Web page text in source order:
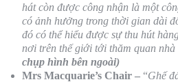
hát còn được công nhận là một
có ảnh hưởng trong thời gian dài
đó có thể hiểu được sự thu hút
nơi trên thế giới tới thăm quan nhà
chụp hình bên ngoài)
Mrs Macquarie’s Chair – “Ghế